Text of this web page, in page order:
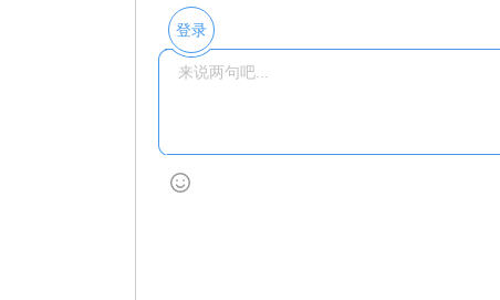
登录